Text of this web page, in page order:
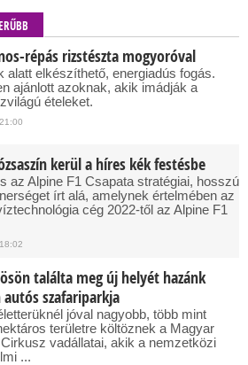
répás rizstészta mogyoróval
alatt elkészíthető, energiadús fogás.
ajánlott azoknak, akik imádják a
ételeket.
kerül a híres kék festésbe
az Alpine F1 Csapata stratégiai, hosszú
írt alá, amelynek értelmében az
cég 2022-től az Alpine F1
találta meg új helyét hazánk
szafariparkja
jóval nagyobb, több mint
területre költöznek a Magyar
vadállatai, akik a nemzetközi
...